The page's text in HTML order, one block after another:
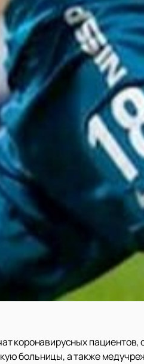
коронавирусных пациентов,
больницы, а также